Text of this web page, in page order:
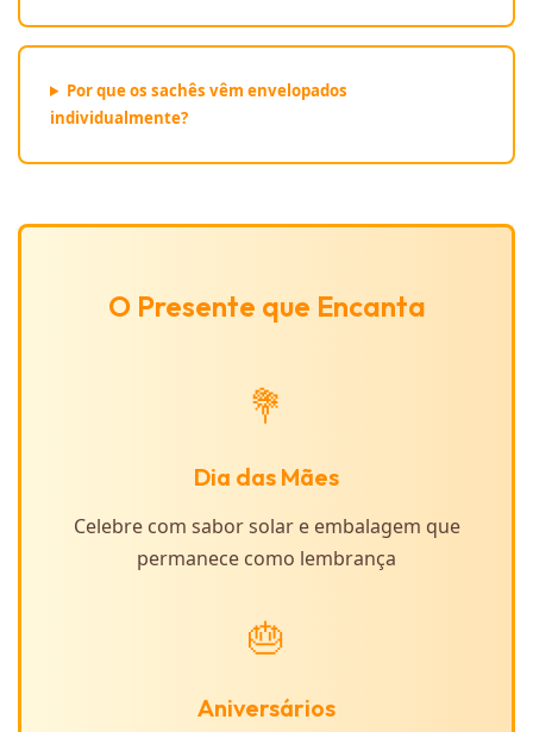
Por que os sachês vêm envelopados
individualmente?
O Presente que Encanta
💐
Dia das Mães
Celebre com sabor solar e embalagem que
permanece como lembrança
🎂
Aniversários